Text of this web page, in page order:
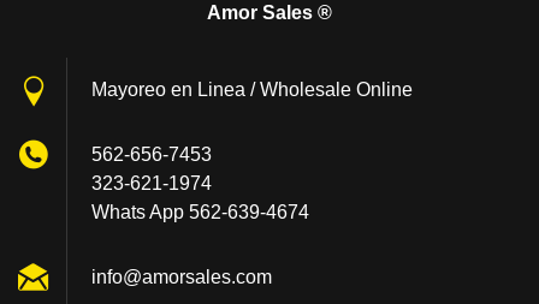
Amor Sales ®
Mayoreo en Linea / Wholesale Online
562-656-7453
323-621-1974
Whats App 562-639-4674
info@amorsales.com